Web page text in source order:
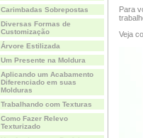
Carimbadas Sobrepostas
Diversas Formas de
Customização
Árvore Estilizada
Um Presente na Moldura
Aplicando um Acabamento
Diferenciado em suas
Molduras
Trabalhando com Texturas
Como Fazer Relevo
Texturizado
Para
Veja